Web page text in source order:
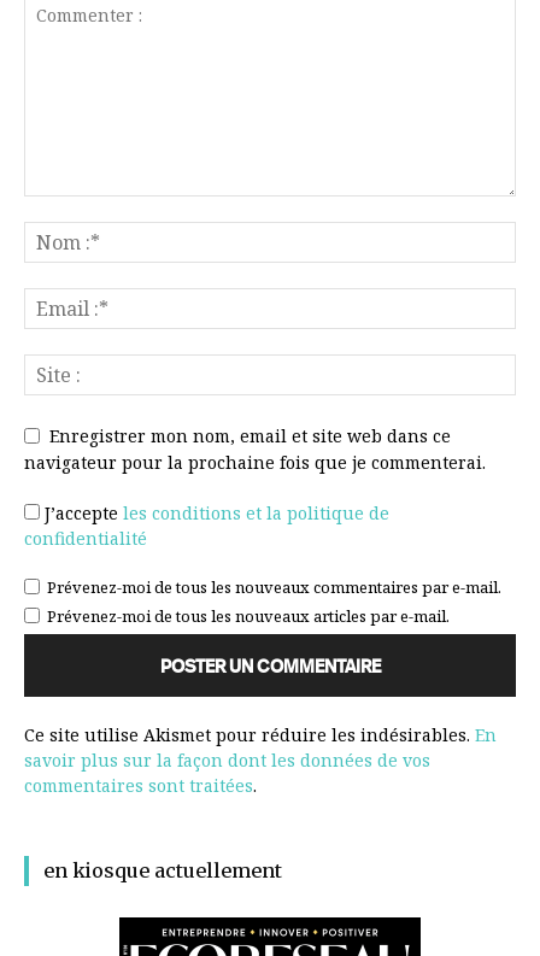
Enregistrer mon nom, email et site web dans ce
navigateur pour la prochaine fois que je commenterai.
J’accepte les conditions et la politique de
confidentialité
Prévenez-moi de tous les nouveaux commentaires par e-mail.
Prévenez-moi de tous les nouveaux articles par e-mail.
Ce site utilise Akismet pour réduire les indésirables. En
savoir plus sur la façon dont les données de vos
commentaires sont traitées.
en kiosque actuellement